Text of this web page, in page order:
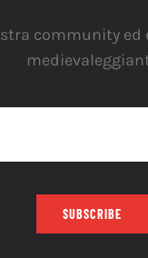
community ed
SUBSCRIBE